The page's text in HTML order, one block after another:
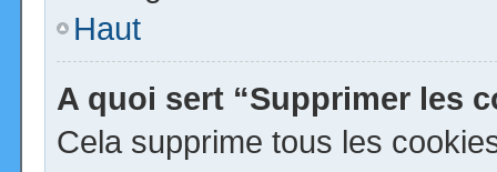
Haut
A quoi sert “Supprimer les
Cela supprime tous les